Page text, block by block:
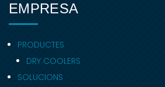
EMPRESA
PRODUCTES
DRY COOLERS
SOLUCIONS